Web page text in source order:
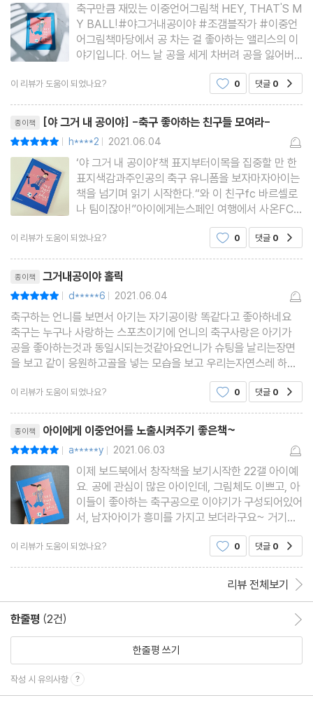
축구만큼 재밌는 이중언어그림책 HEY, THAT'S M
Y BALL!#야그거내공이야 #조갬블작가 #이중언
어그림책마당에서 공 차는 걸 좋아하는 앨리스의 이
야기입니다. 어느 날 공을 세게 차버려 공을 잃어버
린 앨리스가 옆집을 시작으로 골목, 공원, 해변.. 구석
구석 공을 찾아 나서는 이야기인데요.과연 앨리스는
공이야!!]는 2019년 나다움 어
이 리뷰가 도움이 되었나요? 0 댓글 0
종이책 [야 그거 내 공이야] -축구 좋아하는 친구들 모여라-
| h****2 | 2021.06.04
‘야 그거 내 공이야’책 표지부터이목을 집중할 만 한
표지색감과주인공의 축구 유니폼을 보자마자아이는
책을 넘기며 읽기 시작한다.“와 이 친구fc 바르셀로
나 팀이잖아!”아이에게는스페인 여행에서 사온FC
바르셀로나 유니폼이 있었는데 그림을 보며 떠올린
듯 하다.요즘 축구에 흥미가 생겨 축구 공이며 유니
미를 보이는 터라 첫
이 리뷰가 도움이 되었나요? 0 댓글 0
종이책 그거내공이야 홀릭
| d*****6 | 2021.06.04
축구하는 언니를 보면서 아기는 자기공이랑 똑같다고 좋아하네요
축구는 누구나 사랑하는 스포츠이기에 언니의 축구사랑은 아기가
공을 좋아하는것과 동일시되는것같아요언니가 슈팅을 날리는장면
을 보고 같이 응원하고골을 넣는 모습을 보고 우리는자연스레 하인
파이브하면서 같이 기뻐하고. 축구를 직접적으로 보진 않았지만 축
구의 즐거움과 기쁨을 간접적으로 아기가 느끼길 기대합니
이 리뷰가 도움이 되었나요? 0 댓글 0
종이책 아이에게 이중언어를 노출시켜주기 좋은책~
| a*****y | 2021.06.03
이제 보드북에서 창작책을 보기시작한 22갤 아이예
요. 공에 관심이 많은 아이인데, 그림체도 이쁘고, 아
이들이 좋아하는 축구공으로 이야기가 구성되어있어
서, 남자아이가 흥미를 가지고 보더라구요~ 거기에
이중언어로 되어있어 한글로도 읽어주고, 영어로도
읽어줄수 있어 좋았어요.양장본인데, 탄탄하게 잘되
이 리뷰가 도움이 되었나요? 0 댓글 0
리뷰 전체보기
한줄평 (2건)
한줄평 쓰기
작성 시 유의사항